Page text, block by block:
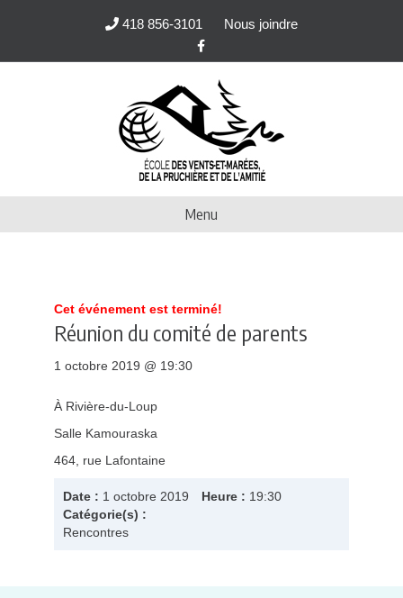
418 856-3101
Nous joindre
c
b
o
o
k
Menu
Cet événement est terminé!
Réunion du comité de parents
1 octobre 2019 @ 19:30
À Rivière-du-Loup
Salle Kamouraska
464, rue Lafontaine
Date : 1 octobre 2019 Heure : 19:30
Catégorie(s) :
Rencontres